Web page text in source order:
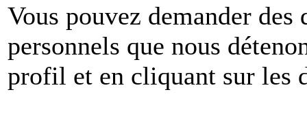
Vous pouvez demander
personnels que nous
profil et en cliquant sur les